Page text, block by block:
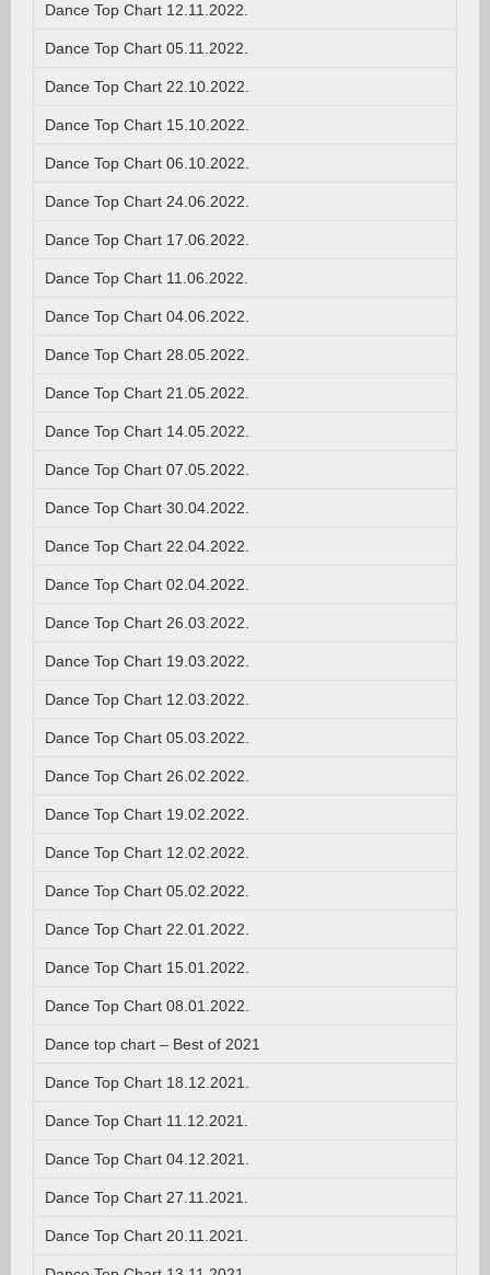
Dance Top Chart 12.11.2022.
Dance Top Chart 05.11.2022.
Dance Top Chart 22.10.2022.
Dance Top Chart 15.10.2022.
Dance Top Chart 06.10.2022.
Dance Top Chart 24.06.2022.
Dance Top Chart 17.06.2022.
Dance Top Chart 11.06.2022.
Dance Top Chart 04.06.2022.
Dance Top Chart 28.05.2022.
Dance Top Chart 21.05.2022.
Dance Top Chart 14.05.2022.
Dance Top Chart 07.05.2022.
Dance Top Chart 30.04.2022.
Dance Top Chart 22.04.2022.
Dance Top Chart 02.04.2022.
Dance Top Chart 26.03.2022.
Dance Top Chart 19.03.2022.
Dance Top Chart 12.03.2022.
Dance Top Chart 05.03.2022.
Dance Top Chart 26.02.2022.
Dance Top Chart 19.02.2022.
Dance Top Chart 12.02.2022.
Dance Top Chart 05.02.2022.
Dance Top Chart 22.01.2022.
Dance Top Chart 15.01.2022.
Dance Top Chart 08.01.2022.
Dance top chart – Best of 2021
Dance Top Chart 18.12.2021.
Dance Top Chart 11.12.2021.
Dance Top Chart 04.12.2021.
Dance Top Chart 27.11.2021.
Dance Top Chart 20.11.2021.